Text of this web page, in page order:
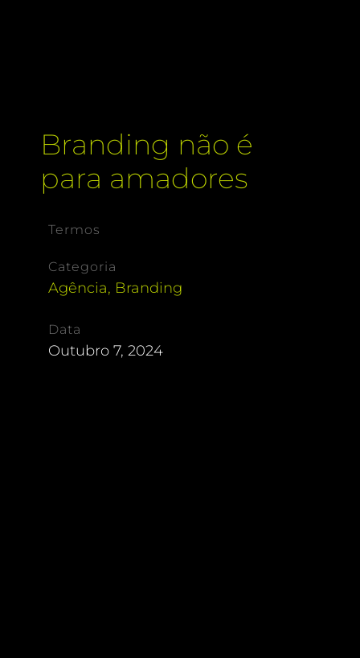
Branding não é
para amadores
Termos
Categoria
Agência, Branding
Data
Outubro 7, 2024